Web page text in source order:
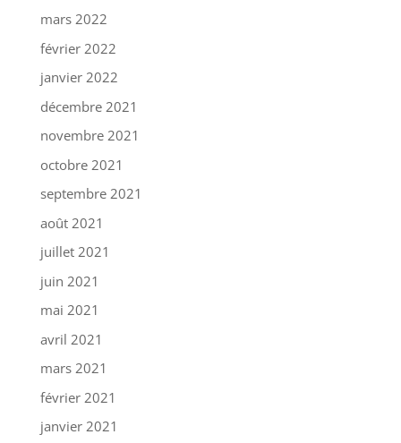
mars 2022
février 2022
janvier 2022
décembre 2021
novembre 2021
octobre 2021
septembre 2021
août 2021
juillet 2021
juin 2021
mai 2021
avril 2021
mars 2021
février 2021
janvier 2021